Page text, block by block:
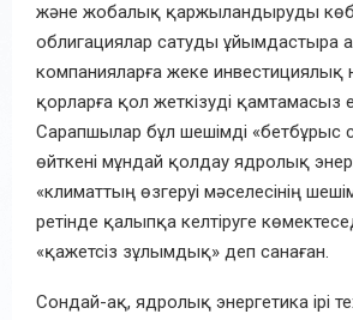
және жобалық қаржыландыруды
облигациялар сатуды ұйымдастыра
компанияларға жеке инвестициялық
қорларға қол жеткізуді қамтамасыз
Сарапшылар бұл шешімді «бетбұрыс
өйткені мұндай қолдау ядролық
«климаттың өзгеруі мәселесінің
ретінде қалыпқа келтіруге
«қажетсіз зұлымдық» деп санаған.
Сондай-ақ, ядролық энергетика ірі